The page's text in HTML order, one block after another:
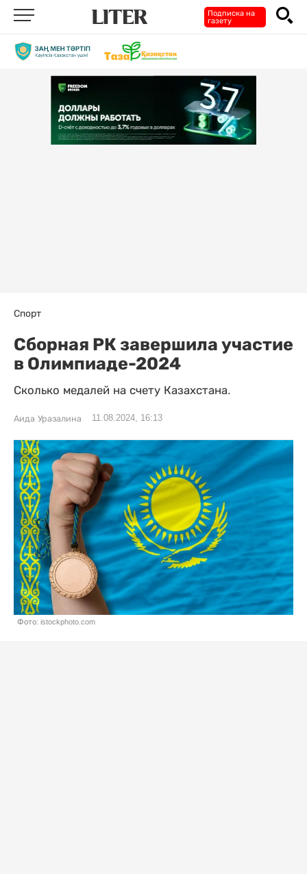
Подписка на
газету
Спорт
Сборная РК завершила участие
в Олимпиаде-2024
Сколько медалей на счету Казахстана.
Аида Уразалина 11.08.2024, 16:13
Фото: istockphoto.com